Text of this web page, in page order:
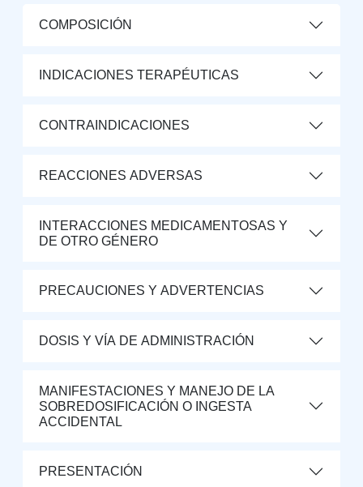
COMPOSICIÓN
INDICACIONES TERAPÉUTICAS
CONTRAINDICACIONES
REACCIONES ADVERSAS
INTERACCIONES MEDICAMENTOSAS Y
DE OTRO GÉNERO
PRECAUCIONES Y ADVERTENCIAS
DOSIS Y VÍA DE ADMINISTRACIÓN
MANIFESTACIONES Y MANEJO DE LA
SOBREDOSIFICACIÓN O INGESTA
ACCIDENTAL
PRESENTACIÓN